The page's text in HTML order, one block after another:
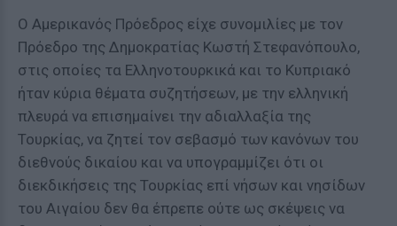
Ο Αμερικανός Πρόεδρος είχε συνομιλίες με τον
Πρόεδρο της Δημοκρατίας Κωστή Στεφανόπουλο,
στις οποίες τα Ελληνοτουρκικά και το Κυπριακό
ήταν κύρια θέματα συζητήσεων, με την ελληνική
πλευρά να επισημαίνει την αδιαλλαξία της
Τουρκίας, να ζητεί τον σεβασμό των κανόνων του
διεθνούς δικαίου και να υπογραμμίζει ότι οι
διεκδικήσεις της Τουρκίας επί νήσων και νησίδων
του Αιγαίου δεν θα έπρεπε ούτε ως σκέψεις να